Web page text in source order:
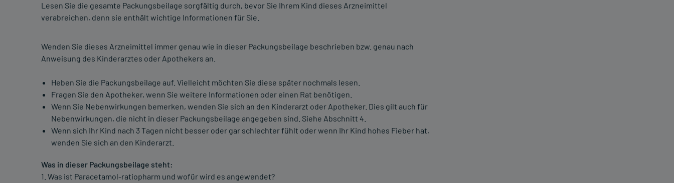
Lesen Sie die gesamte Packungsbeilage sorgfältig durch, bevor Sie Ihrem Kind dieses Arzneimittel
verabreichen, denn sie enthält wichtige Informationen für Sie.
Wenden Sie dieses Arzneimittel immer genau wie in dieser Packungsbeilage beschrieben bzw. genau nach
Anweisung des Kinderarztes oder Apothekers an.
Heben Sie die Packungsbeilage auf. Vielleicht möchten Sie diese später nochmals lesen.
Fragen Sie den Apotheker, wenn Sie weitere Informationen oder einen Rat benötigen.
Wenn Sie Nebenwirkungen bemerken, wenden Sie sich an den Kinderarzt oder Apotheker. Dies gilt auch für
Nebenwirkungen, die nicht in dieser Packungsbeilage angegeben sind. Siehe Abschnitt 4.
Wenn sich Ihr Kind nach 3 Tagen nicht besser oder gar schlechter fühlt oder wenn Ihr Kind hohes Fieber hat,
wenden Sie sich an den Kinderarzt.
Was in dieser Packungsbeilage steht:
1. Was ist Paracetamol-ratiopharm und wofür wird es angewendet?